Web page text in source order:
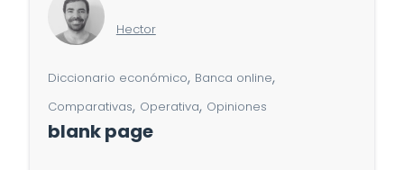
Hector
Diccionario económico, Banca online,
Comparativas, Operativa, Opiniones
blank page